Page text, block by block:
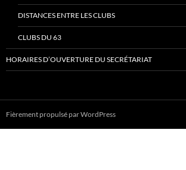
DISTANCES ENTRE LES CLUBS
CLUBS DU 63
HORAIRES D’OUVERTURE DU SECRÉTARIAT
Fièrement propulsé par WordPress